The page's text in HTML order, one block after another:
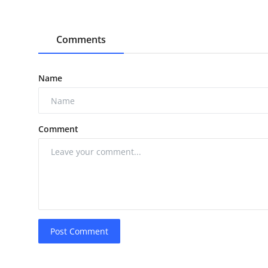
Comments
Name
Comment
Post Comment